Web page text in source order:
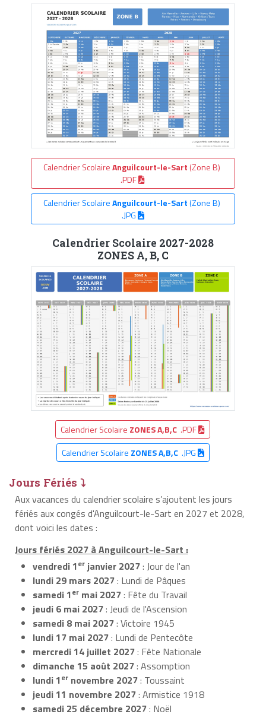
Calendrier ScolaireAnguilcourt-le-Sart (Zone B)
.PDF
Calendrier ScolaireAnguilcourt-le-Sart(Zone B)
.JPG
Calendrier Scolaire 2027-2028
ZONES A, B, C
Calendrier Scolaire ZONES A,B,C .PDF
Calendrier Scolaire ZONES A,B,C.JPG
Jours Fériés ⤵
Aux vacances du calendrier scolaire s’ajoutent les jours
fériés aux congés d'Anguilcourt-le-Sart en 2027 et 2028,
dont voici les dates :
Jours fériés 2027 à Anguilcourt-le-Sart :
vendredi 1er janvier 2027: Jour de l'an
lundi 29 mars 2027: Lundi de Pâques
samedi 1er mai 2027: Fête du Travail
jeudi 6 mai 2027: Jeudi de l'Ascension
samedi 8 mai 2027: Victoire 1945
lundi 17 mai 2027: Lundi de Pentecôte
mercredi 14 juillet 2027: Fête Nationale
dimanche 15 août 2027: Assomption
lundi 1er novembre 2027: Toussaint
jeudi 11 novembre 2027: Armistice 1918
samedi 25 décembre 2027: Noël